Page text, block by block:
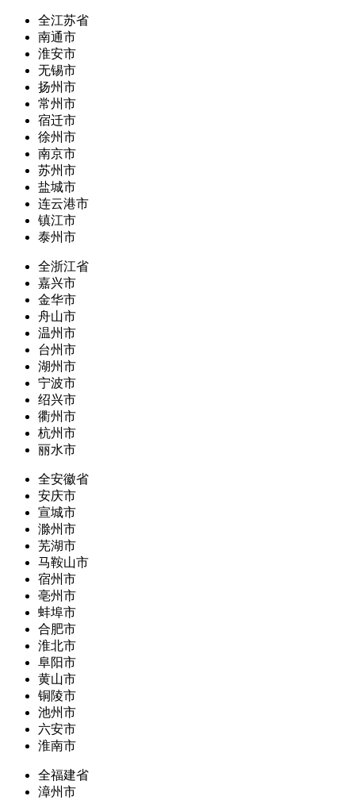
全江苏省
南通市
淮安市
无锡市
扬州市
常州市
宿迁市
徐州市
南京市
苏州市
盐城市
连云港市
镇江市
泰州市
全浙江省
嘉兴市
金华市
舟山市
温州市
台州市
湖州市
宁波市
绍兴市
衢州市
杭州市
丽水市
全安徽省
安庆市
宣城市
滁州市
芜湖市
马鞍山市
宿州市
亳州市
蚌埠市
合肥市
淮北市
阜阳市
黄山市
铜陵市
池州市
六安市
淮南市
全福建省
漳州市